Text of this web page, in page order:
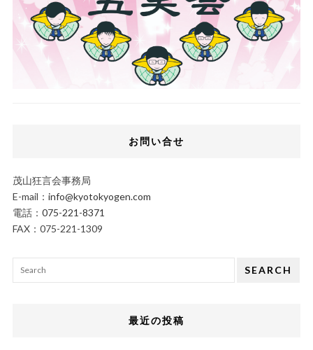
お問い合せ
茂山狂言会事務局
E-mail： info@kyotokyogen.com
電話： 075-221-8371
FAX：075-221-1309
SEARCH
最近の投稿